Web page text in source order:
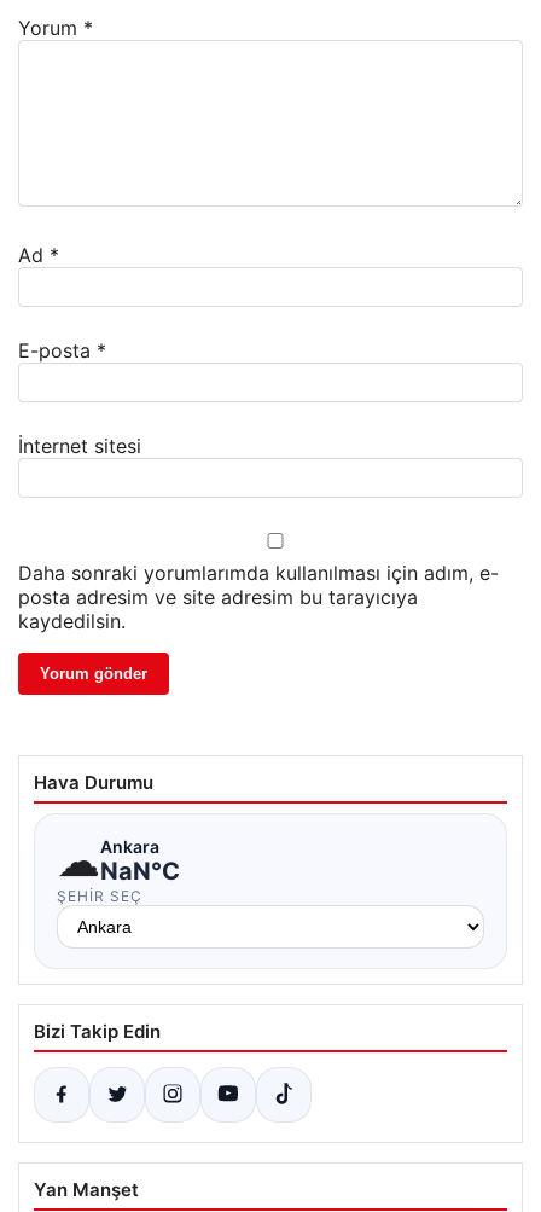
Yorum *
Ad *
E-posta *
İnternet sitesi
Daha sonraki yorumlarımda kullanılması için adım, e-
posta adresim ve site adresim bu tarayıcıya
kaydedilsin.
Hava Durumu
☁Ankara
NaN°C
ŞEHIR SEÇ
Bizi Takip Edin
Yan Manşet